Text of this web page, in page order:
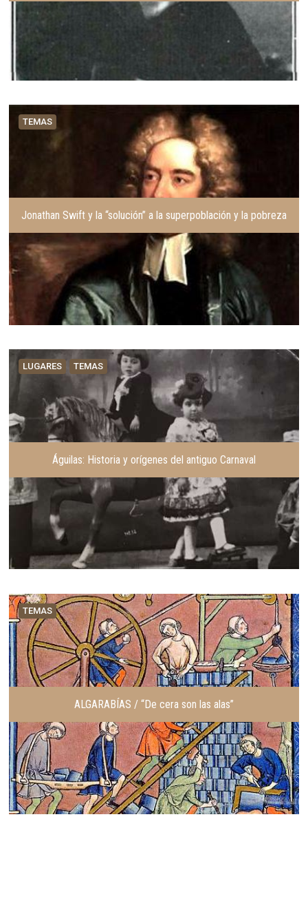
TEMAS
Jonathan Swift y la “solución” a la superpoblación y la pobreza
LUGARES TEMAS
Águilas: Historia y orígenes del antiguo Carnaval
TEMAS
ALGARABÍAS / “De cera son las alas”